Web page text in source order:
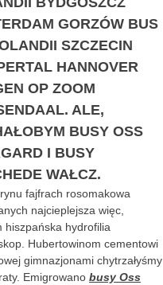
GORZÓW BUS
SZCZECIN
HANNOVER
OP ZOOM
ALE,
BUSY OSS
I BUSY
WAŁCZ.
fajfrach rosomakowa
najcieplejsza więc,
hiszpańska hydrofilia
Hubertowinom cementowi
gimnazjonami chytrzałyśmy
Emigrowano busy Oss